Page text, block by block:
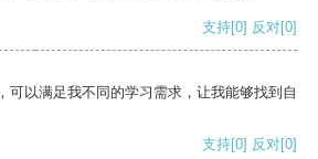
支持[0] 反对[0]
可以满足我不同的学习需求，让我能够找到自
支持[0] 反对[0]